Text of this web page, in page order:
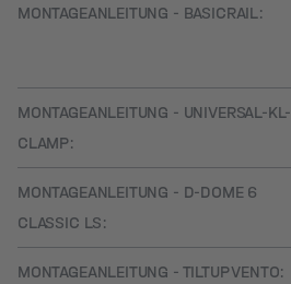
MONTAGEANLEITUNG - BASICRAIL:
MONTAGEANLEITUNG - UNIVERSAL-KL-
CLAMP:
MONTAGEANLEITUNG - D-DOME 6
CLASSIC LS:
MONTAGEANLEITUNG - TILTUP VENTO: